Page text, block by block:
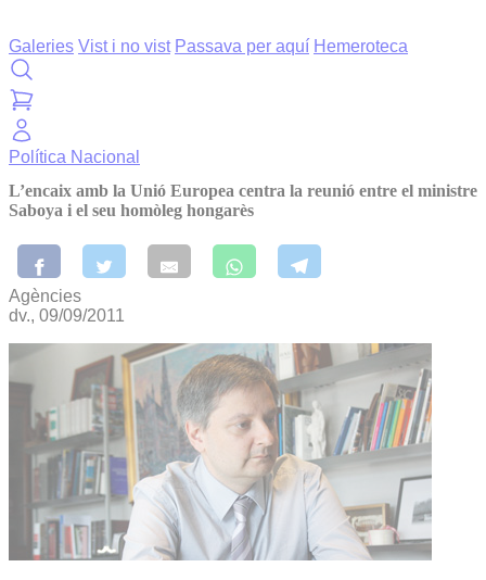
Galeries Vist i no vist Passava per aquí Hemeroteca
Política Nacional
L’encaix amb la Unió Europea centra la reunió entre el ministre
Saboya i el seu homòleg hongarès
Agències
dv., 09/09/2011